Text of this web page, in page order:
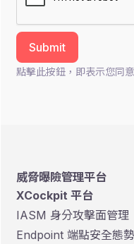
點擊此按鈕，即表示您同
威脅曝險管理平台
XCockpit 平台
IASM 身分攻擊面管理
Endpoint 端點安全態